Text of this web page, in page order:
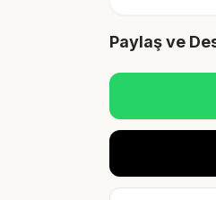
Paylaş ve